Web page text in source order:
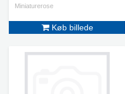
Miniaturerose
Køb billede